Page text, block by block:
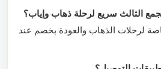
الثالث سريع لرحلة ذهاب وإياب؟
لرحلات الذهاب والعودة بخصم عند